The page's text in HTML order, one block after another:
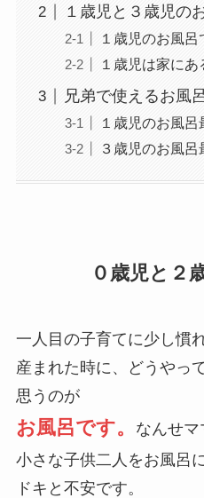
１歳児と３歳児の
１歳児のお風呂
１歳児は家に
兄弟で使えるお風
１歳児のお風呂
３歳児のお風呂
０歳児と２
一人目の子育てに少し慣
産まれた時に、どうやっ
思うのが
お風呂です。
なんせマ
小さな子供二人をお風呂
ドキと不安です。